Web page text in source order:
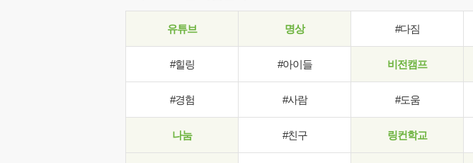
유튜브 명상 #다짐
#힐링 #아이들 비전캠프
#경험 #사람 #도움
나눔 #친구 링컨학교